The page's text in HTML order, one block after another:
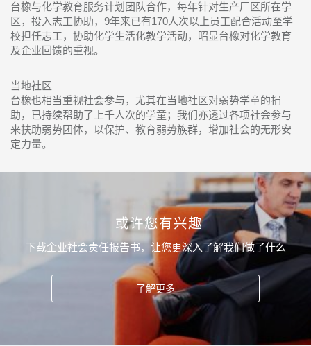
台橡与化学教育服务计划团队合作，每年针对生产厂区所在学
区，投入志工协助，9年来已有170人次以上员工配合活动至学
校担任志工，协助化学生活化教学活动，昭显台橡对化学教育
及企业回馈的重视。
当地社区
台橡也相当重视社会参与，尤其在当地社区对弱势学童的捐
助，已持续帮助了上千人次的学童；我们亦透过各项社会参与
来扶助弱势团体，以保护、教育弱势族群，增加社会的无形安
定力量。
或许您有兴趣
下载企业社会责任报告书，让您更深入了解我们做了什么
了解更多